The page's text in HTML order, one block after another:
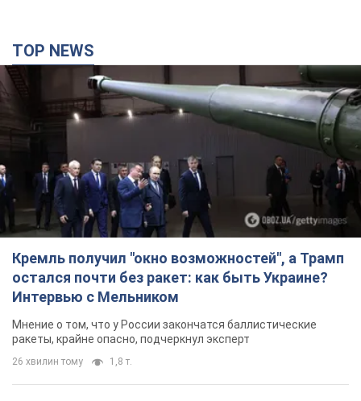
TOP NEWS
Кремль получил "окно возможностей", а Трамп
остался почти без ракет: как быть Украине?
Интервью с Мельником
Мнение о том, что у России закончатся баллистические
ракеты, крайне опасно, подчеркнул эксперт
26 хвилин тому 1,8 т.